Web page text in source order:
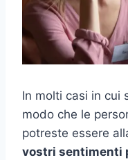
In molti casi in cui
modo che le
potreste essere
vostri sentimenti